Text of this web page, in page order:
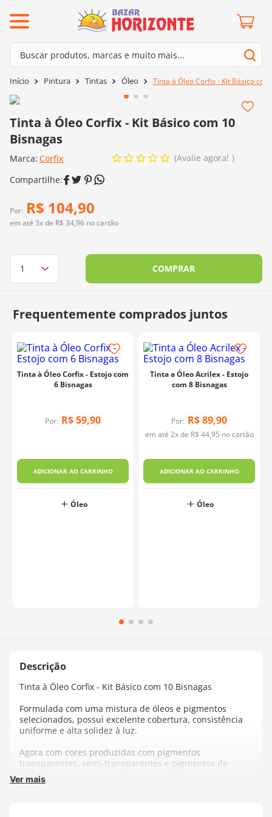
Buscar produtos, marcas e muito mais...
Pintura Tintas Óleo Tinta à Óleo Corfix - Kit Básico
Tinta à Óleo Corfix - Kit Básico com 10
Bisnagas
Marca: Corfix Avalie agora!
Por: R$ 104,90
em até 3x de R$ 34,96 no cartão
COMPRAR
Tinta à Óleo Corfix - Estojo com
6 Bisnagas
Por: R$59,90
ADICIONAR AO CARRINHO
Óleo
Tinta a Óleo Acrilex - Estojo
com 8 Bisnagas
Por: R$89,90
em até 2x de R$ 44,95 no cartão
ADICIONAR AO CARRINHO
Óleo
Tinta à Óleo Corfix - Kit Básico com 10 Bisnagas
Formulada com uma mistura de óleos e pigmentos
selecionados, possui excelente cobertura, consistência
uniforme e alta solidez à luz.
Agora com cores produzidas com pigmentos
transparentes, semi-transparentes e pigmentos de
cádmio.
Ver mais
Termos mais buscados
mollet
3º kit amigurumi
4º agulha crochê
5º fio amigurumi
7º batik
9
10º charme
mais buscados
barroco
mollet
kit amigurumi
agulha crochê
fio amigurumi
euroroma
charme